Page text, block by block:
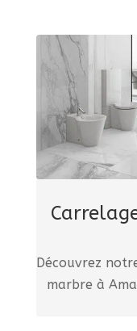
Découvrez
marbre à